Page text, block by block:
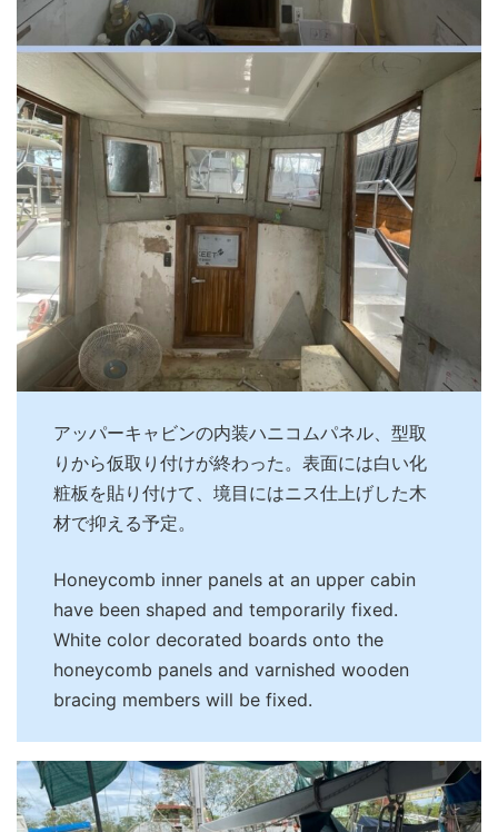
アッパーキャビンの内装ハニコムパネル、型取
りから仮取り付けが終わった。表面には白い化
粧板を貼り付けて、境目にはニス仕上げした木
材で抑える予定。
Honeycomb inner panels at an upper cabin
have been shaped and temporarily fixed.
White color decorated boards onto the
honeycomb panels and varnished wooden
bracing members will be fixed.